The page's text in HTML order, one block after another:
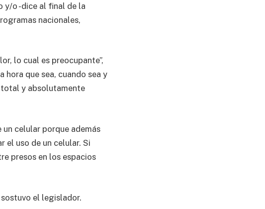
y/o -dice al final de la
nacionales,
lo cual es preocupante”,
hora que sea, cuando sea y
total y absolutamente
celular porque además
el uso de un celular. Si
presos en los espacios
el legislador.